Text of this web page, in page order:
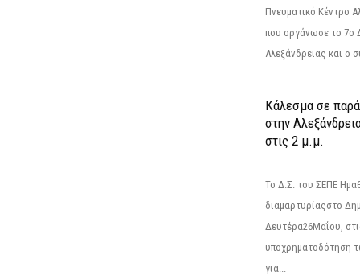
Πνευματικό Κέντρο
που οργάνωσε το 7ο
Αλεξάνδρειας και ο
Κάλεσμα σε
στην
στις 2 μ.μ.
Το Δ.Σ. του ΣΕΠΕ
διαμαρτυρίαςστο
Δευτέρα26Μαΐου,
υποχρηματοδότηση
για...